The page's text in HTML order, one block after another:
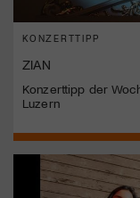
KONZERTTIPP
ZIAN
Konzerttipp der
Luzern